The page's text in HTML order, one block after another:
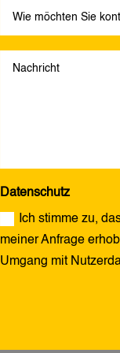
Datenschutz
Ich stimme zu,
meiner Anfrage
Umgang mit